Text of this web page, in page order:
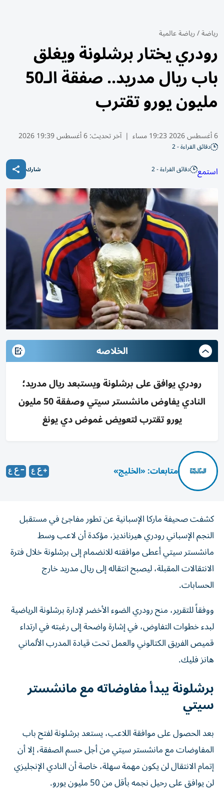
رياضة/رياضة عالمية
رودري يختار برشلونة ويغلق
باب ريال مدريد.. صفقة الـ50
مليون يورو تقترب
6 أغسطس 2026 19:23 مساء | آخر تحديث:6 أغسطس 19:39 2026
دقائق القراءة - 2
استمع دقائق القراءة - 2 شارك
الخلاصه
رودري يوافق على برشلونة ويستبعد ريال مدريد؛
النادي يفاوض مانشستر سيتي وصفقة 50 مليون
يورو تقترب لتعويض غموض دي يونغ
متابعات: «الخليج»
كشفت صحيفة ماركا الإسبانية عن تطور مفاجئ في مستقبل
النجم الإسباني رودري هيرنانديز، مؤكدة أن لاعب وسط
مانشستر سيتي أعطى موافقته للانضمام إلى برشلونة خلال فترة
الانتقالات المقبلة، ليصبح انتقاله إلى ريال مدريد خارج
الحسابات.
ووفقاً للتقرير، منح رودري الضوء الأخضر لإدارة برشلونة الرياضية
لبدء خطوات التفاوض، في إشارة واضحة إلى رغبته في ارتداء
قميص الفريق الكتالوني والعمل تحت قيادة المدرب الألماني
هانز فليك.
برشلونة يبدأ مفاوضاته مع مانشستر
سيتي
بعد الحصول على موافقة اللاعب، يستعد برشلونة لفتح باب
المفاوضات مع مانشستر سيتي من أجل حسم الصفقة، إلا أن
إتمام الانتقال لن يكون مهمة سهلة، خاصة أن النادي الإنجليزي
لن يوافق على رحيل نجمه بأقل من 50 مليون يورو.